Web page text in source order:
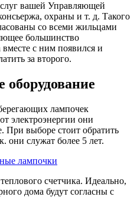
вашей Управляющей
охраны и т. д. Такого
со всеми жильцами
большинство
вместе с ним появился и
за второго.
оборудование
лампочек
электроэнергии они
При выборе стоит обратить
они служат более 5 лет.
счетчика. Идеально,
дома будут согласны с